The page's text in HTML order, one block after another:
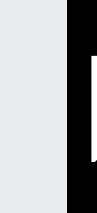
Hava Durumu